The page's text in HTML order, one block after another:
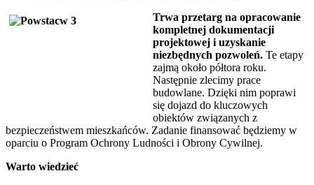
Trwa przetarg na opracowanie
kompletnej dokumentacji
projektowej i uzyskanie
niezbędnych pozwoleń. Te etapy
zajmą około półtora roku.
Następnie zlecimy prace
budowlane. Dzięki nim poprawi
się dojazd do kluczowych
obiektów związanych z
bezpieczeństwem mieszkańców. Zadanie finansować będziemy w
oparciu o Program Ochrony Ludności i Obrony Cywilnej.
Warto wiedzieć